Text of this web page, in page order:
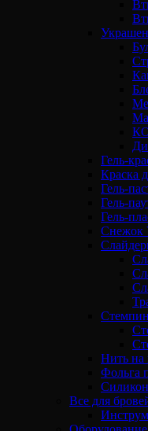
Гель-
Краска
Гель-
Гель-
Гель-
Снежок
Нить на
Фольга
Все для